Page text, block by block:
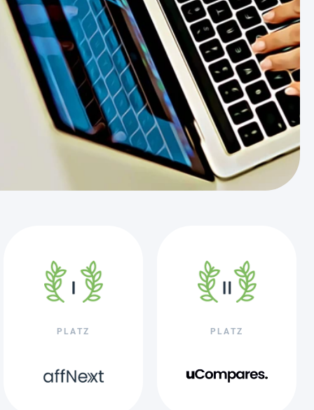
PLATZ PLATZ